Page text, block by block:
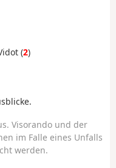
(2)
Visorando und der
im Falle eines Unfalls
werden.